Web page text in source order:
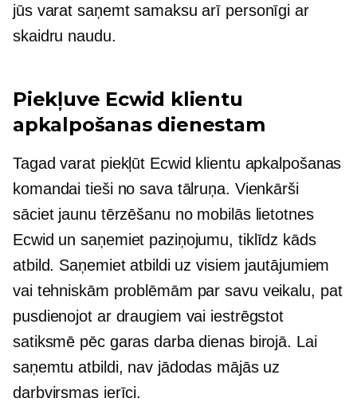
jūs varat saņemt samaksu arī personīgi ar
skaidru naudu.
Piekļuve Ecwid klientu
apkalpošanas dienestam
Tagad varat piekļūt Ecwid klientu apkalpošanas
komandai tieši no sava tālruņa. Vienkārši
sāciet jaunu tērzēšanu no mobilās lietotnes
Ecwid un saņemiet paziņojumu, tiklīdz kāds
atbild. Saņemiet atbildi uz visiem jautājumiem
vai tehniskām problēmām par savu veikalu, pat
pusdienojot ar draugiem vai iestrēgstot
satiksmē pēc garas darba dienas birojā. Lai
saņemtu atbildi, nav jādodas mājās uz
darbvirsmas ierīci.